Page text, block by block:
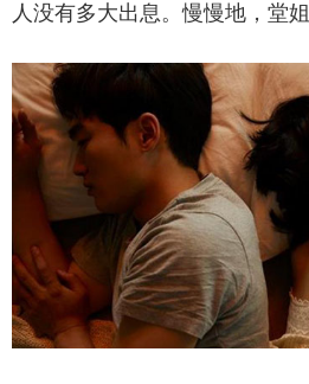
人没有多大出息。慢慢地，堂